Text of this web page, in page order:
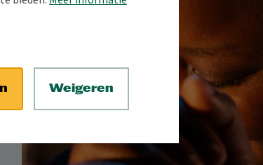
Weigeren